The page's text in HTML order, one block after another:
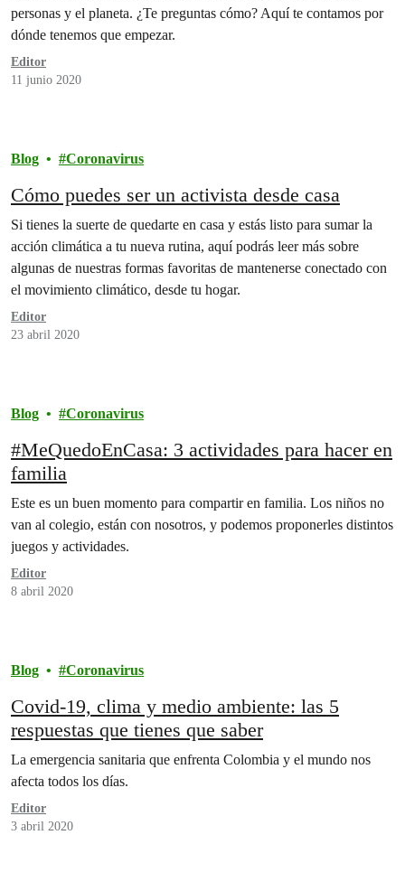
personas y el planeta. ¿Te preguntas cómo? Aquí te contamos por
dónde tenemos que empezar.
Editor
11 junio 2020
Blog Coronavirus
Cómo puedes ser un activista desde casa
Si tienes la suerte de quedarte en casa y estás listo para sumar la
acción climática a tu nueva rutina, aquí podrás leer más sobre
algunas de nuestras formas favoritas de mantenerse conectado con
el movimiento climático, desde tu hogar.
Editor
23 abril 2020
Blog Coronavirus
#MeQuedoEnCasa: 3 actividades para hacer en
familia
Este es un buen momento para compartir en familia. Los niños no
van al colegio, están con nosotros, y podemos proponerles distintos
juegos y actividades.
Editor
8 abril 2020
Blog Coronavirus
Covid-19, clima y medio ambiente: las 5
respuestas que tienes que saber
La emergencia sanitaria que enfrenta Colombia y el mundo nos
afecta todos los días.
Editor
3 abril 2020